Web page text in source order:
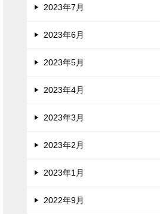
2023年7月
2023年6月
2023年5月
2023年4月
2023年3月
2023年2月
2023年1月
2022年9月